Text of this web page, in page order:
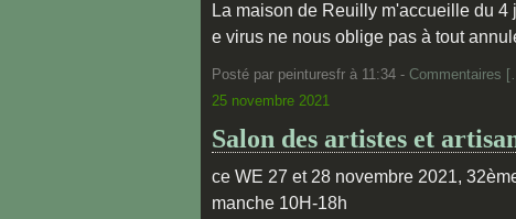
La maison de Reuilly m'accueille du 4
e virus ne nous oblige pas à tout
Posté par peinturesfr à 11:34 - Commentaires [
25 novembre 2021
Salon des artistes et
ce WE 27 et 28 novembre 2021,
manche 10H-18h